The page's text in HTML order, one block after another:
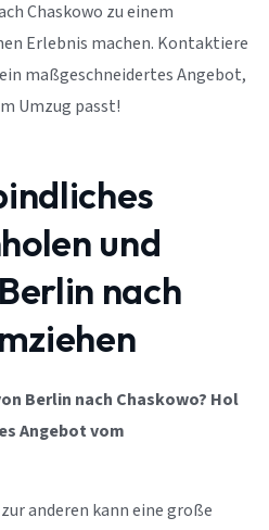
Chaskowo zu einem
Erlebnis machen. Kontaktiere
maßgeschneidertes Angebot,
Umzug passt!
und
nach
Berlin nach Chaskowo? Hol
Angebot vom
anderen kann eine große